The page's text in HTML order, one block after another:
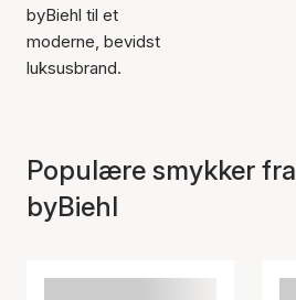
byBiehl til et
moderne, bevidst
luksusbrand.
Populære smykker fra
byBiehl